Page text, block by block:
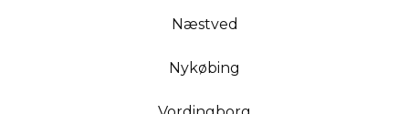
Næstved
Nykøbing